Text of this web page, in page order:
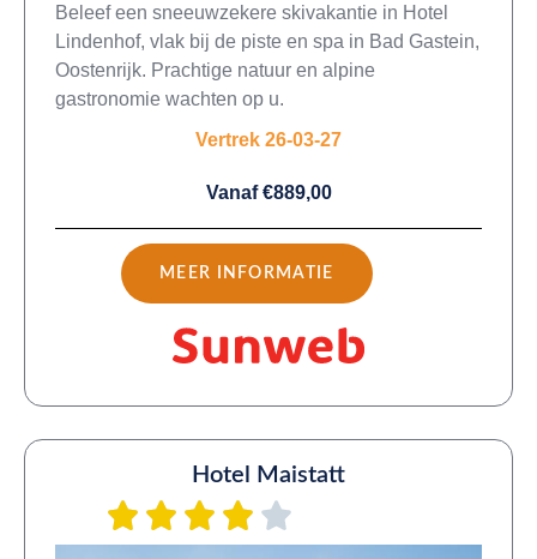
Beleef een sneeuwzekere skivakantie in Hotel
Lindenhof, vlak bij de piste en spa in Bad Gastein,
Oostenrijk. Prachtige natuur en alpine
gastronomie wachten op u.
Vertrek 26-03-27
Vanaf €889,00
MEER INFORMATIE
Hotel Maistatt